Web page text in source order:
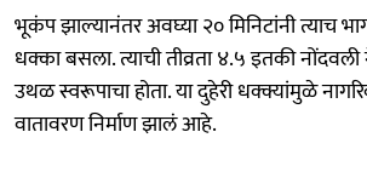
भूकंप झाल्यानंतर अवघ्या २० मिनिटांनी त्याच
धक्का बसला. त्याची तीव्रता ४.५ इतकी
उथळ स्वरूपाचा होता. या दुहेरी धक्क्यांमुळे
वातावरण निर्माण झालं आहे.